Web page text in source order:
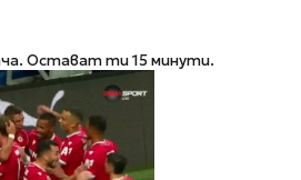
Остават ти 15 минути.